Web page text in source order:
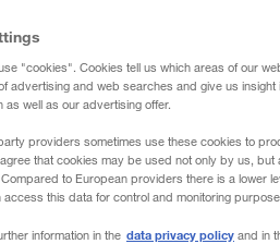
"cookies". Cookies tell us which areas of our
advertising and web searches and give us
as well as our advertising offer.
providers sometimes use these cookies to
that cookies may be used not only by us,
Compared to European providers there is a lower
access this data for control and monitoring
information in the data privacy policy and in